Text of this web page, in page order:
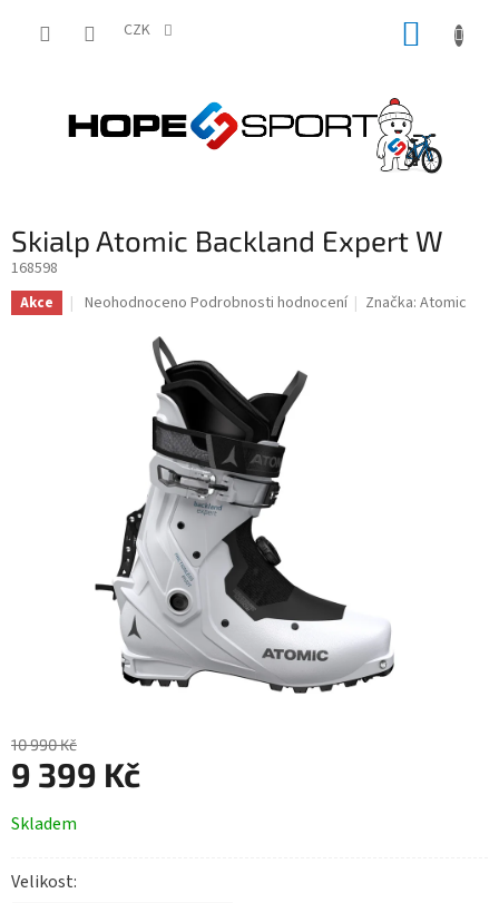
CZK
Skialp Atomic Backland Expert W
168598
Akce
Průměrné
hvězdiček.
Neohodnoceno Podrobnosti hodnocení Značka:Atomic
10 990 Kč
9 399 Kč
cena:
Skladem
Velikost